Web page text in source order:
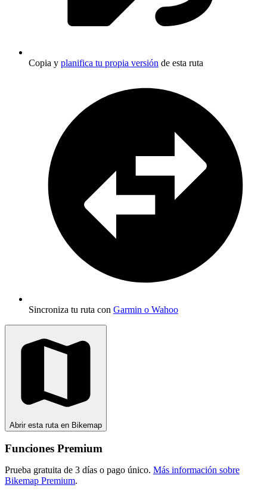
Copia y planifica tu propia versión de esta ruta
Sincroniza tu ruta con Garmin o Wahoo
Abrir esta ruta en Bikemap
Funciones Premium
Prueba gratuita de 3 días o pago único. Más información sobre
Bikemap Premium.